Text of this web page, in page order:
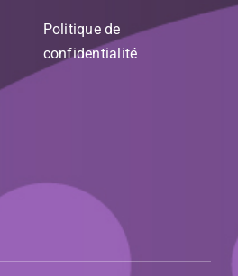
Politique de
confidentialité